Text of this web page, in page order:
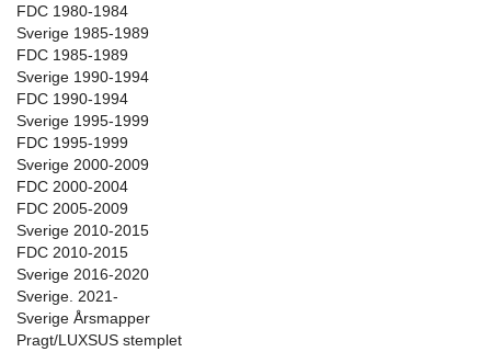
FDC 1980-1984
Sverige 1985-1989
FDC 1985-1989
Sverige 1990-1994
FDC 1990-1994
Sverige 1995-1999
FDC 1995-1999
Sverige 2000-2009
FDC 2000-2004
FDC 2005-2009
Sverige 2010-2015
FDC 2010-2015
Sverige 2016-2020
Sverige. 2021-
Sverige Årsmapper
Pragt/LUXSUS stemplet